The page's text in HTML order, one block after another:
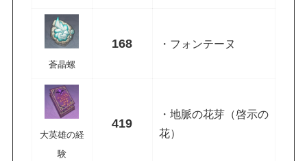
蒼晶螺
168 ・フォンテーヌ
大英雄の経
験
419
・地脈の花芽（啓示の
花）